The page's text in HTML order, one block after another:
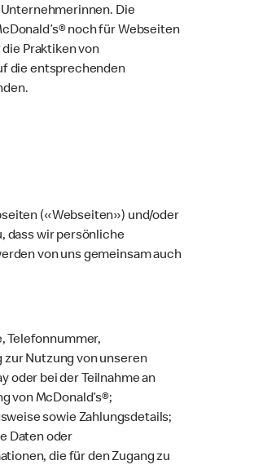
Die
noch für Webseiten
Praktiken von
die entsprechenden
(«Webseiten») und/oder
dass wir persönliche
von uns gemeinsam auch
Telefonnummer,
Nutzung von unseren
oder bei der Teilnahme an
von McDonald’s®;
sowie Zahlungsdetails;
Daten oder
die für den Zugang zu